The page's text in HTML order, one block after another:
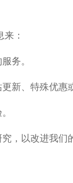
：
务。
新、特殊优惠
，以改进我们